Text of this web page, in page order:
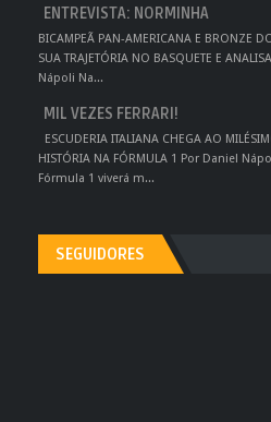
ENTREVISTA: NORMINHA
BICAMPEÃ PAN-AMERICANA E BRONZE
SUA TRAJETÓRIA NO BASQUETE E
Nápoli Na...
MIL VEZES FERRARI!
ESCUDERIA ITALIANA CHEGA AO
HISTÓRIA NA FÓRMULA 1 Por Daniel
Fórmula 1 viverá m...
SEGUIDORES